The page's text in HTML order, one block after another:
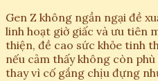
Gen Z không ngần ngại đề
linh hoạt giờ giấc và ưu tiên
thiện, đề cao sức khỏe tinh
nếu cảm thấy không còn
thay vì cố gắng chịu đựng